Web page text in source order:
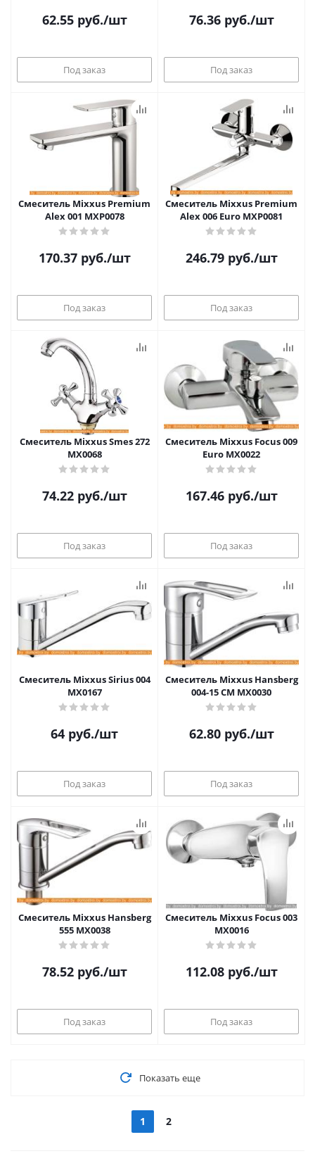
62.55руб./шт
Под заказ
76.36руб./шт
Под заказ
Смеситель Mixxus Premium
Alex 001 MXP0078
170.37руб./шт
Под заказ
Смеситель Mixxus Premium
Alex 006 Euro MXP0081
246.79руб./шт
Под заказ
Смеситель Mixxus Smes 272
MX0068
74.22руб./шт
Под заказ
Смеситель Mixxus Focus 009
Euro MX0022
167.46руб./шт
Под заказ
Смеситель Mixxus Sirius 004
MX0167
64 руб./шт
Под заказ
Смеситель Mixxus Hansberg
004-15 CM MX0030
62.80руб./шт
Под заказ
Смеситель Mixxus Hansberg
555 MX0038
78.52руб./шт
Под заказ
Смеситель Mixxus Focus 003
MX0016
112.08руб./шт
Под заказ
Показать еще
1 2